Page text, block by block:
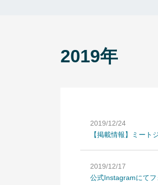
2019年
2019/12/24
【掲載情報】ミート
2019/12/17
公式Instagramにてフ